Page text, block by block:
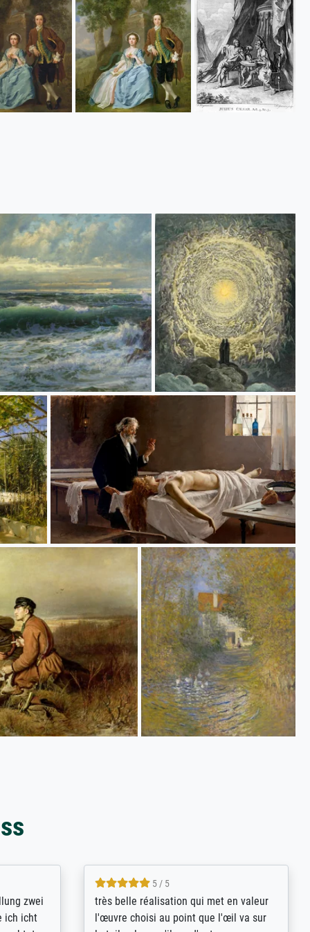
to
5 / 5
eine große Auswahl an Bildern und
deren Reproduktionsmöglichkeiten;